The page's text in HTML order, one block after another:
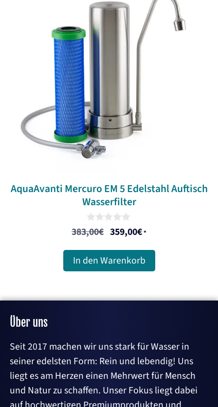
AquaAvanti Mercuro EM 5 Edelstahl Auftisch
Wasserfilter
0
o
t
o
383,00€ Ursprünglicher
war:
383,00€
359,00€Aktueller
ist:
359,00€.
*
In den Warenkorb
Über uns
Seit 2017 machen wir uns stark für Wasser in
seiner edelsten Form: Rein und lebendig! Uns
liegt es am Herzen einen Mehrwert für Mensch
und Natur zu schaffen. Unser Fokus liegt dabei